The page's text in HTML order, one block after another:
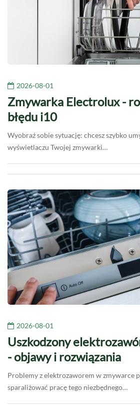
2026-08-01
Zmywarka Electrolux -
błędu i10
Wyobraź sobie sytuację: chcesz szybko
wyświetlaczu Twojej zmywarki…
2026-08-01
Uszkodzony
- objawy i rozwiązania
Problemy z elektrozaworem w zmywarce
sparaliżować pracę tego niezbędnego…